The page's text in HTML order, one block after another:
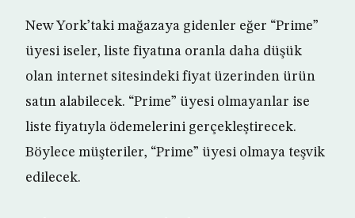
New York’taki mağazaya gidenler eğer “Prime”
üyesi iseler, liste fiyatına oranla daha düşük
olan internet sitesindeki fiyat üzerinden ürün
satın alabilecek. “Prime” üyesi olmayanlar ise
liste fiyatıyla ödemelerini gerçekleştirecek.
Böylece müşteriler, “Prime” üyesi olmaya teşvik
edilecek.